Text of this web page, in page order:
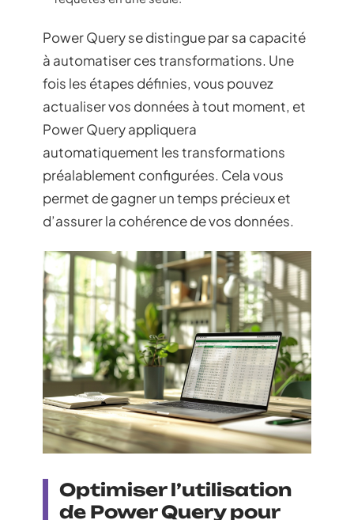
Power Query se distingue par sa capacité
à automatiser ces transformations. Une
fois les étapes définies, vous pouvez
actualiser vos données à tout moment, et
Power Query appliquera
automatiquement les transformations
préalablement configurées. Cela vous
permet de gagner un temps précieux et
d’assurer la cohérence de vos données.
Optimiser l’utilisation
de Power Query pour